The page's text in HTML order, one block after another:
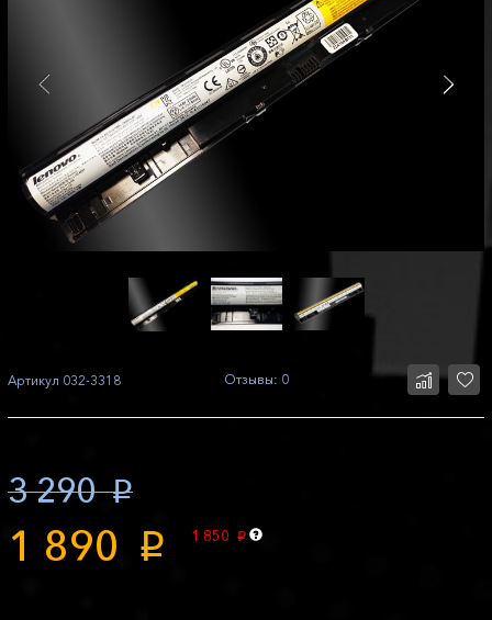
Артикул 032-3318 Отзывы: 0
3 290 p
1 890 p 1 850 p